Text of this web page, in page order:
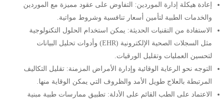
إعادة هيكلة إدارة الموردين: التفاوض على عقود مميزة مع الموردين
والخدمات الطبية لتأمين أسعار تنافسية وشروط مواتية.
الاستفادة من التقنيات الحديثة: يمكن استخدام الحلول التكنولوجية
مثل السجلات الصحية الإلكترونية (EHR) وأدوات تحليل البيانات
لتحسين العمليات وتقليل الورقيات.
التوجه نحو الرعاية الوقائية وإدارة الأمراض المزمنة: تقليل التكاليف
المرتبطة بالعلاج طويل الأمد والظروف التي يمكن الوقاية منها.
الاعتماد على الطب القائم على الأدلة: تطبيق ممارسات طبية مبنية